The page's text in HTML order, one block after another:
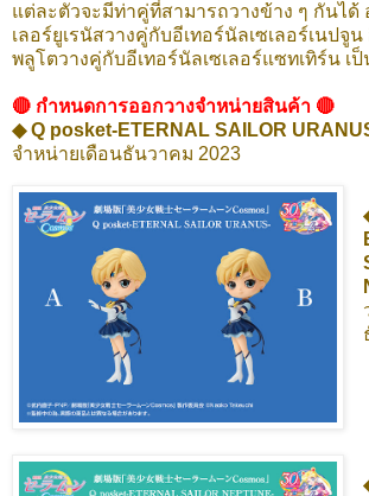
แต่ละตัวจะมีท่าคู่ที่สามารถวางข้าง ๆ กันได้
เลอร์ยูเรนัสวางคู่กับอีเทอร์นัลเซเลอร์เนปจูน
พลูโตวางคู่กับอีเทอร์นัลเซเลอร์แซทเทิร์น เ
🔴 กำหนดการออกวางจำหน่ายสินค้า 🔴
◆ Q posket-ETERNAL SAILOR
จำหน่ายเดือนธันวาคม 2023